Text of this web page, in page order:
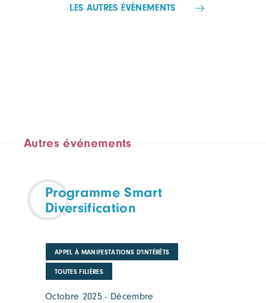
LES AUTRES ÉVÈNEMENTS
Autres événements
Programme Smart
Diversification
APPEL À MANIFESTATIONS D'INTÉRÊTS
TOUTES FILIÈRES
Octobre 2025 - Décembre